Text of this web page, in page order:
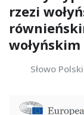
rzezi
wołyńskim
Słowo